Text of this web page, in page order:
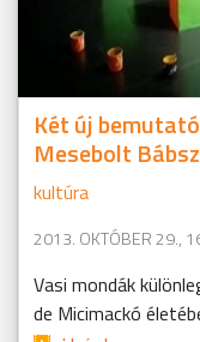
Két új
Mesebolt
kultúra
2013. OKTÓBER 29.,
Vasi mondák
de Micimackó